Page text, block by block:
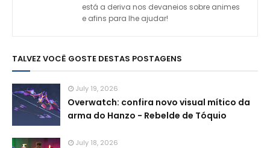
está a deriva nos devaneios sobre animes
e afins para lhe ajudar!
TALVEZ VOCÊ GOSTE DESTAS POSTAGENS
July 19, 2026
Overwatch: confira novo visual mítico da
arma do Hanzo - Rebelde de Tóquio
July 18, 2026